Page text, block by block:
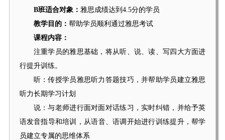
B班适合对象： 雅思成绩达到4.5分的学员
教学目的： 帮助学员顺利通过雅思考试
课程内容：
注重学员的雅思基础，将从听、说、读、写四大方面进
行提升训练。
听：传授学员雅思听力答题技巧，并帮助学员建立雅思
听力长期学习计划
说：与老师进行面对面对话练习，实时纠错，并给予英
语发音指导和培训，从语音、语调开始进行训练提升，帮学
员建立专属的思维体系